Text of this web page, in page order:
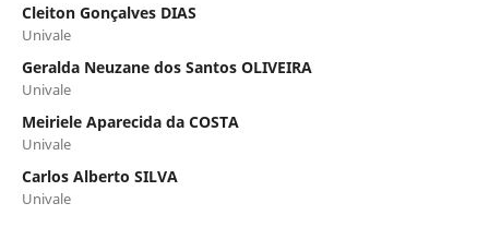
Cleiton Gonçalves DIAS
Univale
Geralda Neuzane dos Santos OLIVEIRA
Univale
Meiriele Aparecida da COSTA
Univale
Carlos Alberto SILVA
Univale